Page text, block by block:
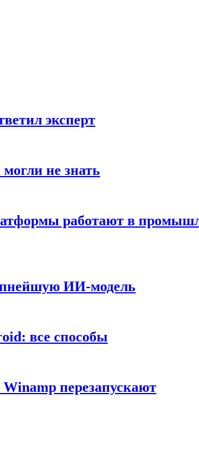
эксперт
не знать
работают в
ИИ-модель
все способы
перезапускают